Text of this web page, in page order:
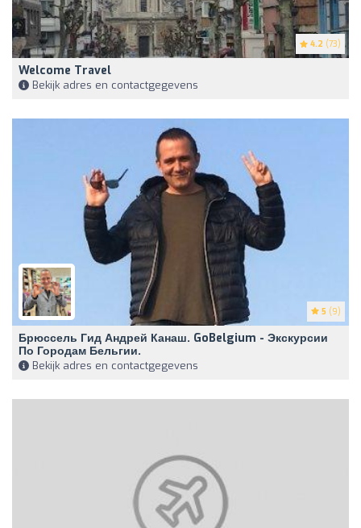
4.2 (73)
Welcome Travel
Bekijk adres en contactgegevens
5 (9)
Брюссель Гид Андрей Канаш. GoBelgium - Экскурсии
По Городам Бельгии.
Bekijk adres en contactgegevens